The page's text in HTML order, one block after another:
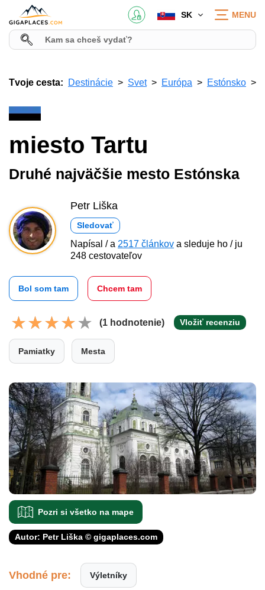
SK MENU
Tvoje cesta: Destinácie Svet Európa Estónsko
miesto Tartu
Druhé najväčšie mesto Estónska
Petr Liška
Sledovať
Napísal / a 2517 článkov a sleduje ho / ju
248 cestovateľov
Bol som tam Chcem tam
(1 hodnotenie) Vložiť recenziu
Pamiatky Mesta
Pozri si všetko na mape
Autor: Petr Liška © gigaplaces.com
Vhodné pre: Výletníky